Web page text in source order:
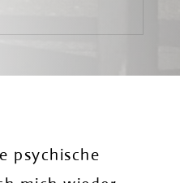
psychische